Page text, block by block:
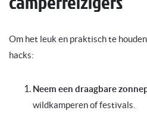
Om het leuk en praktisch te
hacks:
Neem een draagbare
wildkamperen of festivals.